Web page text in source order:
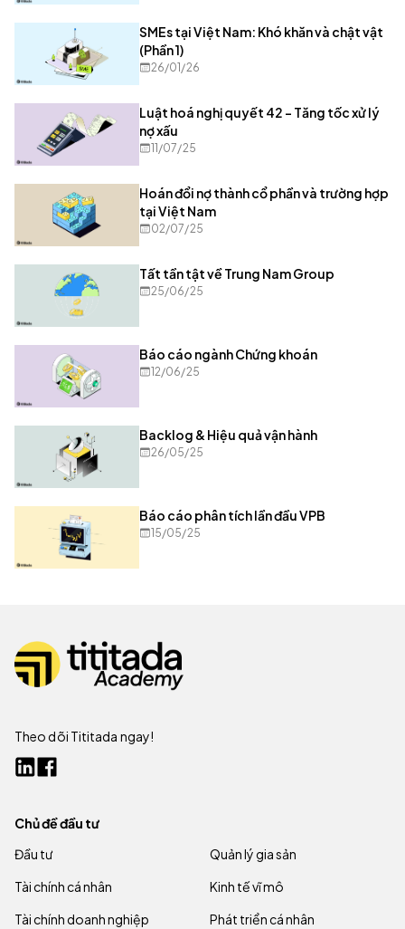
SMEs tại Việt Nam: Khó khăn và chật vật
(Phần 1)
26/01/26
Luật hoá nghị quyết 42 – Tăng tốc xử lý
nợ xấu
11/07/25
Hoán đổi nợ thành cổ phần và trường hợp
tại Việt Nam
02/07/25
Tất tần tật về Trung Nam Group
25/06/25
Báo cáo ngành Chứng khoán
12/06/25
Backlog & Hiệu quả vận hành
26/05/25
Báo cáo phân tích lần đầu VPB
15/05/25
Theo dõi Tititada ngay!
Chủ đề đầu tư
Đầu tư
Quản lý gia sản
Tài chính cá nhân
Kinh tế vĩ mô
Tài chính doanh nghiệp
Phát triển cá nhân